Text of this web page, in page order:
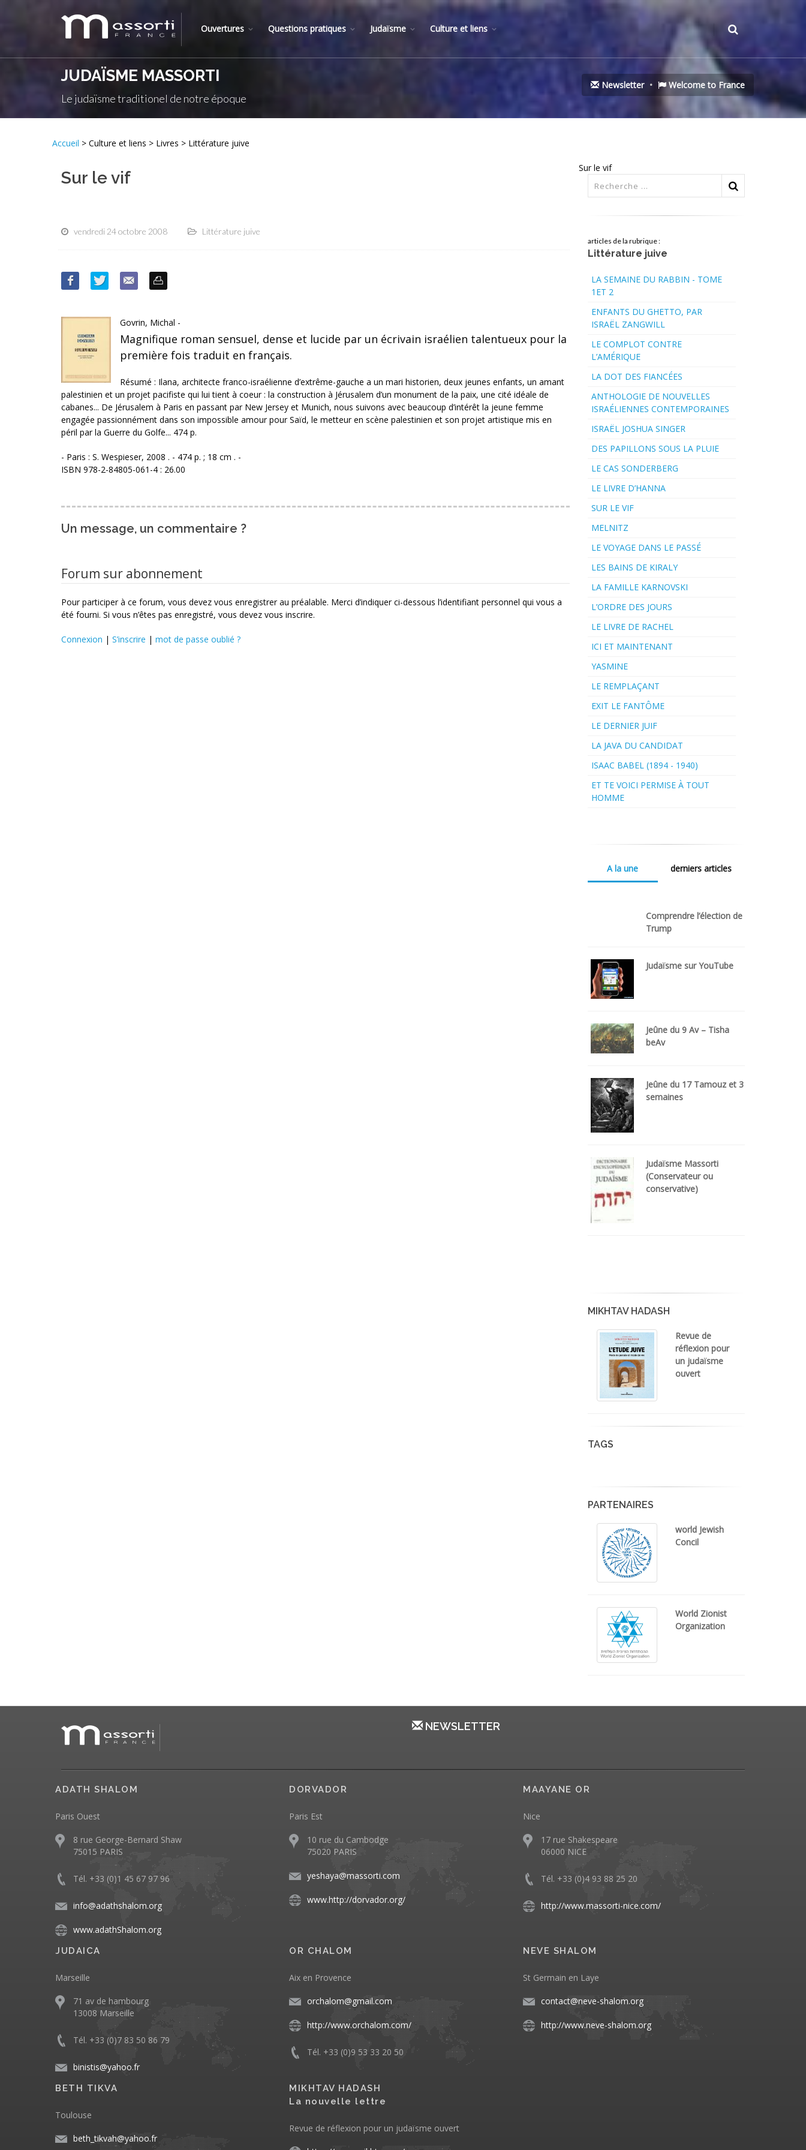
Ouvertures Questions pratiques Judaïsme Culture et liens
JUDAÏSME MASSORTI
Le judaïsme traditionel de notre époque
Newsletter Welcome to France
Accueil > Culture et liens > Livres > Littérature juive
Sur le vif
Sur le vif
vendredi 24 octobre 2008 Littérature juive
Govrin, Michal -
Magnifique roman sensuel, dense et lucide par un écrivain israélien talentueux pour la
première fois traduit en français.
Résumé : Ilana, architecte franco-israélienne d’extrême-gauche a un mari historien, deux jeunes enfants, un amant
palestinien et un projet pacifiste qui lui tient à coeur : la construction à Jérusalem d’un monument de la paix, une cité idéale de
cabanes... De Jérusalem à Paris en passant par New Jersey et Munich, nous suivons avec beaucoup d’intérêt la jeune femme
engagée passionnément dans son impossible amour pour Saïd, le metteur en scène palestinien et son projet artistique mis en
péril par la Guerre du Golfe... 474 p.
- Paris : S. Wespieser, 2008 . - 474 p. ; 18 cm . -
ISBN 978-2-84805-061-4 : 26.00
Un message, un commentaire ?
Forum sur abonnement
Pour participer à ce forum, vous devez vous enregistrer au préalable. Merci d’indiquer ci-dessous l’identifiant personnel qui vous a
été fourni. Si vous n’êtes pas enregistré, vous devez vous inscrire.
Connexion | S’inscrire | mot de passe oublié ?
articles de la rubrique :
Littérature juive
LA SEMAINE DU RABBIN - TOME
1ET 2
ENFANTS DU GHETTO, PAR
ISRAËL ZANGWILL
LE COMPLOT CONTRE
L’AMÉRIQUE
LA DOT DES FIANCÉES
ANTHOLOGIE DE NOUVELLES
ISRAÉLIENNES CONTEMPORAINES
ISRAËL JOSHUA SINGER
DES PAPILLONS SOUS LA PLUIE
LE CAS SONDERBERG
LE LIVRE D’HANNA
SUR LE VIF
MELNITZ
LE VOYAGE DANS LE PASSÉ
LES BAINS DE KIRALY
LA FAMILLE KARNOVSKI
L’ORDRE DES JOURS
LE LIVRE DE RACHEL
ICI ET MAINTENANT
YASMINE
LE REMPLAÇANT
EXIT LE FANTÔME
LE DERNIER JUIF
LA JAVA DU CANDIDAT
ISAAC BABEL (1894 - 1940)
ET TE VOICI PERMISE À TOUT
HOMME
A la une derniers articles
Comprendre l’élection de
Trump
Judaïsme sur YouTube
Jeûne du 9 Av – Tisha
beAv
Jeûne du 17 Tamouz et 3
semaines
Judaïsme Massorti
(Conservateur ou
conservative)
MIKHTAV HADASH
Revue de
réflexion pour
un judaïsme
ouvert
TAGS
PARTENAIRES
world Jewish
Concil
World Zionist
Organization
NEWSLETTER
ADATH SHALOM
Paris Ouest
8 rue George-Bernard Shaw
75015 PARIS
Tél. +33 (0)1 45 67 97 96
info@adathshalom.org
www.adathShalom.org
DORVADOR
Paris Est
10 rue du Cambodge
75020 PARIS
yeshaya@massorti.com
www.http://dorvador.org/
MAAYANE OR
Nice
17 rue Shakespeare
06000 NICE
Tél. +33 (0)4 93 88 25 20
http://www.massorti-nice.com/
JUDAICA
Marseille
71 av de hambourg
13008 Marseille
Tél. +33 (0)7 83 50 86 79
binistis@yahoo.fr
OR CHALOM
Aix en Provence
orchalom@gmail.com
http://www.orchalom.com/
Tél. +33 (0)9 53 33 20 50
NEVE SHALOM
St Germain en Laye
contact@neve-shalom.org
http://www.neve-shalom.org
BETH TIKVA
Toulouse
beth_tikvah@yahoo.fr
MIKHTAV HADASH
La nouvelle lettre
Revue de réflexion pour un judaïsme ouvert